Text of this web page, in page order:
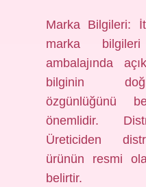
Marka Bilgileri:
marka
ambalajında
bilginin
özgünlüğünü
önemlidir.
Üreticiden
ürünün resmi
belirtir.